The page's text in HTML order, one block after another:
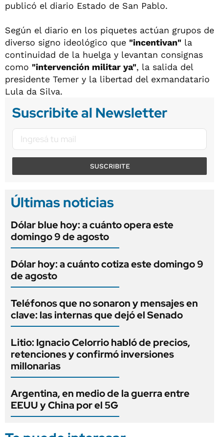
publicó el diario Estado de San Pablo.
Según el diario en los piquetes actúan grupos de
diverso signo ideológico que "incentivan" la
continuidad de la huelga y levantan consignas
como "intervención militar ya", la salida del
presidente Temer y la libertad del exmandatario
Lula da Silva.
Suscribite al Newsletter
SUSCRIBITE
Últimas noticias
Dólar blue hoy: a cuánto opera este
domingo 9 de agosto
Dólar hoy: a cuánto cotiza este domingo 9
de agosto
Teléfonos que no sonaron y mensajes en
clave: las internas que dejó el Senado
Litio: Ignacio Celorrio habló de precios,
retenciones y confirmó inversiones
millonarias
Argentina, en medio de la guerra entre
EEUU y China por el 5G